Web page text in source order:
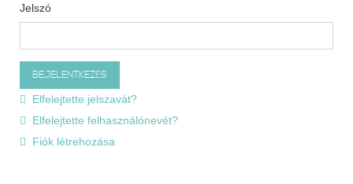
Jelszó
Elfelejtette jelszavát?
Elfelejtette felhasználónevét?
Fiók létrehozása